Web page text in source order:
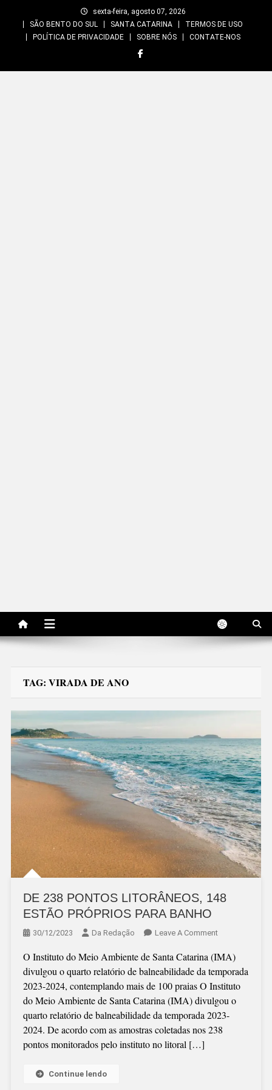
sexta-feira, agosto 07, 2026
SÃO BENTO DO SUL
SANTA CATARINA
TERMOS DE USO
POLÍTICA DE PRIVACIDADE
SOBRE NÓS CONTATE-NOS
TAG: VIRADA DE ANO
DE 238 PONTOS LITORÂNEOS, 148
ESTÃO PRÓPRIOS PARA BANHO
30/12/2023 Da Redação Leave A CommentOn
238
PONTOS
LITORÂNEOS,
148
ESTÃO
PRÓPRIOS
O Instituto do Meio Ambiente de Santa Catarina (IMA)
divulgou o quarto relatório de balneabilidade da temporada
2023-2024, contemplando mais de 100 praias O Instituto
do Meio Ambiente de Santa Catarina (IMA) divulgou o
quarto relatório de balneabilidade da temporada 2023-
2024. De acordo com as amostras coletadas nos 238
pontos monitorados pelo instituto no litoral […]
Continue lendo